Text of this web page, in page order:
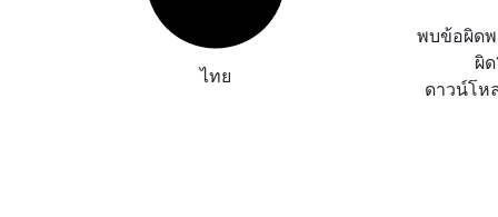
ไทย
พบข้อผิด
ผิ
ดาวน์โห